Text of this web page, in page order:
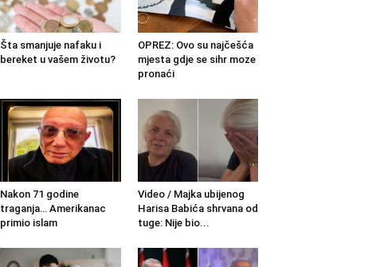
Šta smanjuje nafaku i
bereket u vašem životu?
OPREZ: Ovo su najčešća
mjesta gdje se sihr moze
pronaći
Nakon 71 godine
traganja… Amerikanac
primio islam
Video / Majka ubijenog
Harisa Babića shrvana od
tuge: Nije bio...